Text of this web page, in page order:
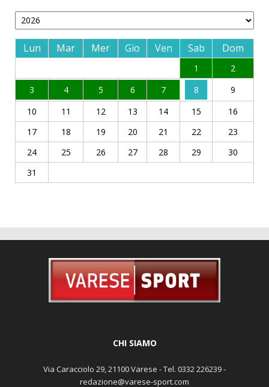
Lun Mar Mer Gio Ven Sab Dom
1
2
3
4 5 6 7 8
9
10
11 12 13 14 15
16
17
18 19 20 21 22
23
24
25 26 27 28 29
30
31
CHI SIAMO
Via Caracciolo 29, 21100 Varese - Tel. 0332 226239 -
redazione@varese-sport.com